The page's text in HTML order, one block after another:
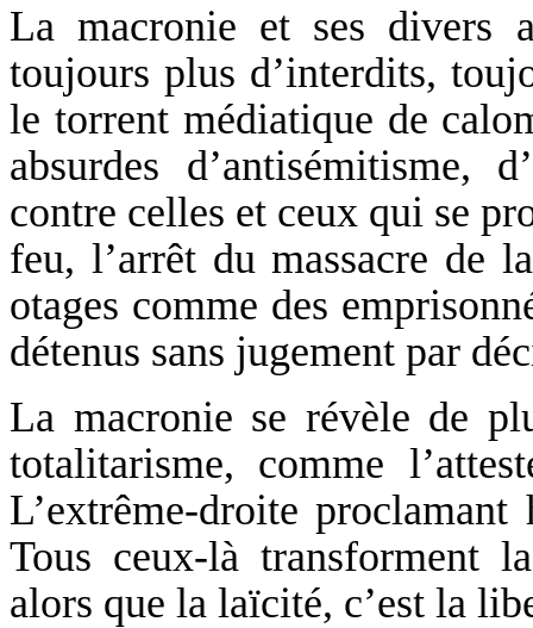
La macronie et ses divers
toujours plus d’interdits,
le torrent médiatique de
absurdes d’antisémitisme,
contre celles et ceux qui se
feu, l’arrêt du massacre de
otages comme des
détenus sans jugement par
La macronie se révèle de
totalitarisme, comme
L’extrême-droite
Tous ceux-là transforment
alors que la laïcité, c’est la